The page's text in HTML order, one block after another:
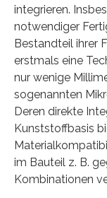
integrieren.
notwendiger
Bestandteil ihrer
erstmals eine
nur wenige
sogenannten
Deren direkte
Kunststoffbasis
im Bauteil z. B.
Kombinationen